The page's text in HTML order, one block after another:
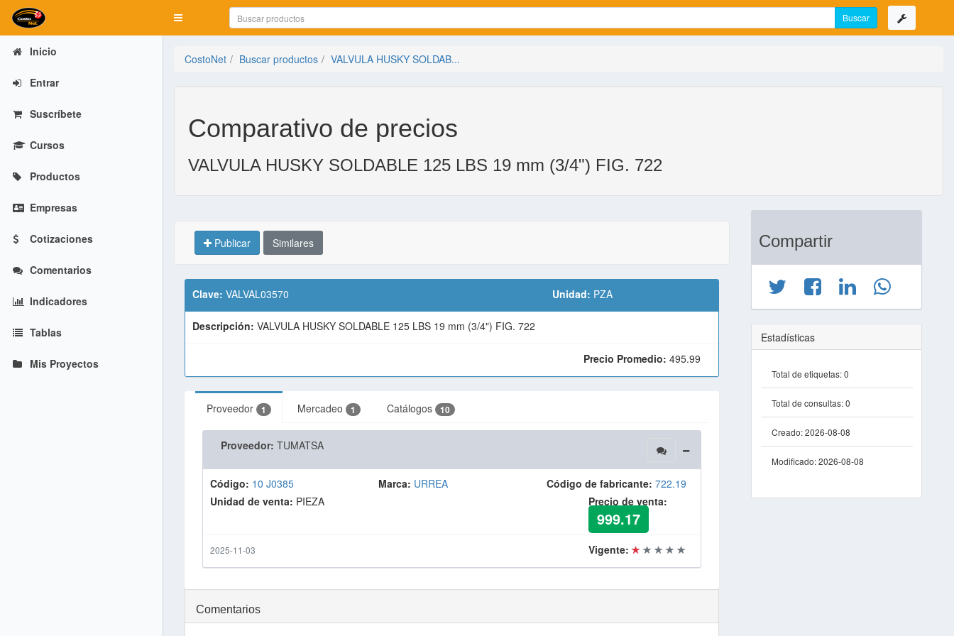
Mostrar menú
Inicio
Entrar
Suscríbete
Cursos
Productos
Empresas
Cotizaciones
Comentarios
Indicadores
Tablas
Mis Proyectos
CostoNet Buscar productos VALVULA HUSKY SOLDAB...
Comparativo de precios
VALVULA HUSKY SOLDABLE 125 LBS 19 mm (3/4") FIG. 722
Publicar Similares
Clave: VALVAL03570 Unidad: PZA
Descripción: VALVULA HUSKY SOLDABLE 125 LBS 19 mm (3/4") FIG. 722
Precio Promedio: 495.99
Proveedor 1 Mercadeo 1 Catálogos 10
Proveedor: TUMATSA
Código: 10 J0385 Marca: URREA Código de fabricante: 722.19
Unidad de venta: PIEZA Precio de venta:
999.17
2025-11-03 Vigente:
Comentarios
Compartir
Estadísticas
Total de etiquetas:0
Total de consultas:0
Creado:2026-08-08
Modificado:2026-08-08